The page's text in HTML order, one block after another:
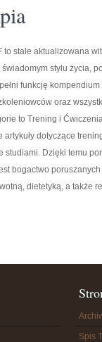
to stale aktualizowana
stylu życia,
funkcję
oraz
to Trening i
artykuły dotyczące
Dzięki temu
bogactwo
dietetyką, a także
Spis